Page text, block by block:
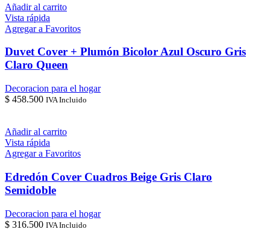
Añadir al carrito
Vista rápida
Agregar a Favoritos
Duvet Cover + Plumón Bicolor Azul Oscuro Gris
Claro Queen
Decoracion para el hogar
$ 458.500 IVA Incluido
Añadir al carrito
Vista rápida
Agregar a Favoritos
Edredón Cover Cuadros Beige Gris Claro
Semidoble
Decoracion para el hogar
$ 316.500 IVA Incluido